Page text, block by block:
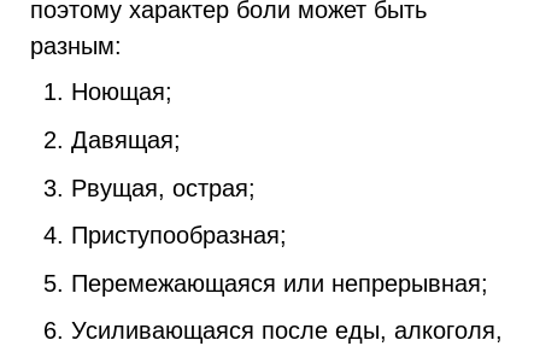
поэтому характер боли может быть
разным:
Ноющая;
Давящая;
Рвущая, острая;
Приступообразная;
Перемежающаяся или непрерывная;
Усиливающаяся после еды, алкоголя,